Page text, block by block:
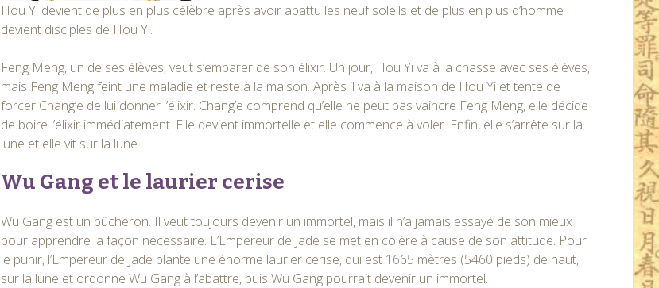
Hou Yi devient de plus en plus célèbre après avoir abattu les neuf soleils et de plus en plus d’homme
devient disciples de Hou Yi.
Feng Meng, un de ses élèves, veut s’emparer de son élixir. Un jour, Hou Yi va à la chasse avec ses élèves,
mais Feng Meng feint une maladie et reste à la maison. Après il va à la maison de Hou Yi et tente de
forcer Chang’e de lui donner l’élixir. Chang’e comprend qu’elle ne peut pas vaincre Feng Meng, elle décide
de boire l’élixir immédiatement. Elle devient immortelle et elle commence à voler. Enfin, elle s’arrête sur la
lune et elle vit sur la lune.
Wu Gang et le laurier cerise
Wu Gang est un bûcheron. Il veut toujours devenir un immortel, mais il n’a jamais essayé de son mieux
pour apprendre la façon nécessaire. L’Empereur de Jade se met en colère à cause de son attitude. Pour
le punir, l’Empereur de Jade plante une énorme laurier cerise, qui est 1665 mètres (5460 pieds) de haut,
sur la lune et ordonne Wu Gang à l’abattre, puis Wu Gang pourrait devenir un immortel.